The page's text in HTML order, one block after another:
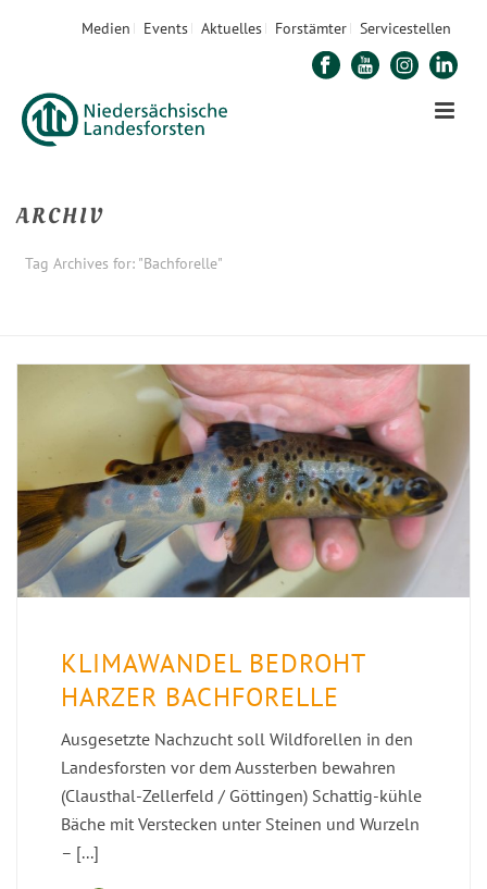
Medien Events Aktuelles Forstämter Servicestellen
ARCHIV
Tag Archives for: "Bachforelle"
KLIMAWANDEL BEDROHT
HARZER BACHFORELLE
Ausgesetzte Nachzucht soll Wildforellen in den
Landesforsten vor dem Aussterben bewahren
(Clausthal-Zellerfeld / Göttingen) Schattig-kühle
Bäche mit Verstecken unter Steinen und Wurzeln
– [...]